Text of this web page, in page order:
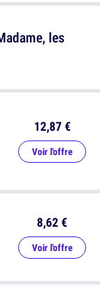
12,87 €
Voir l'offre
les
8,62 €
Voir l'offre